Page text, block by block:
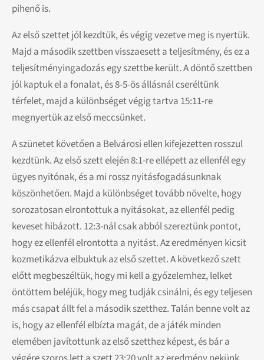
pihenő is.
Az első szettet jól kezdtük, és végig vezetve meg is nyertük.
Majd a második szettben visszaesett a teljesítmény, és ez a
teljesítményingadozás egy szettbe került. A döntő szettben
jól kaptuk el a fonalat, és 8-5-ös állásnál cseréltünk
térfelet, majd a különbséget végig tartva 15:11-re
megnyertük az első meccsünket.
A szünetet követően a Belvárosi ellen kifejezetten rosszul
kezdtünk. Az első szett elején 8:1-re ellépett az ellenfél egy
ügyes nyitónak, és a mi rossz nyitásfogadásunknak
köszönhetően. Majd a különbséget tovább növelte, hogy
sorozatosan elrontottuk a nyitásokat, az ellenfél pedig
keveset hibázott. 12:3-nál csak abból szereztünk pontot,
hogy ez ellenfél elrontotta a nyitást. Az eredményen kicsit
kozmetikázva elbuktuk az első szettet. A következő szett
előtt megbeszéltük, hogy mi kell a győzelemhez, lelket
öntöttem beléjük, hogy meg tudják csinálni, és egy teljesen
más csapat állt fel a második szetthez. Talán benne volt az
is, hogy az ellenfél elbízta magát, de a játék minden
elemében javítottunk az első szetthez képest, és bár a